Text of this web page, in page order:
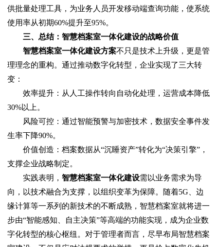
供批量处理工具，为业务人员开发移动端查询功能，使系统
使用率从初期60%提升至95%。
三、总结：智慧档案室一体化建设的战略价值
智慧档案室一体化建设方案不只是技术上升级，更是管
理理念的重构。通过推动数字化转型，企业实现了三大转
变：
效率提升：从人工操作转向自动化处理，运营成本降低
30%以上。
风险可控：通过智能预警与加密技术，数据安全事件发
生率下降90%。
价值创造：档案数据从“沉睡资产”转化为“决策引擎”，
支撑企业战略制定。
实践表明， 智慧档案室一体化建设需以业务需求为导
向，以技术融合为支撑，以组织变革为保障。随着5G、边
缘计算等一系列的新技术的不断成熟，智慧档案室就将进一
步由“智能感知、自主决策”等高端的功能实现，成为企业数
字化转型的核心枢纽。对于管理者而言，尽早布局智慧档案